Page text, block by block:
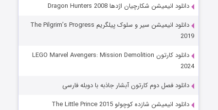
دانلود انیمیشن شکارچیان اژدها Dragon Hunters 2008
دانلود انیمیشن سیر و سلوک پیلگریم The Pilgrim’s Progress
2019
دانلود کارتون LEGO Marvel Avengers: Mission Demolition
2024
دانلود فصل دوم کارتون آبشار جاذبه با دوبله فارسی
دانلود انیمیشن شازده کوچولو The Little Prince 2015